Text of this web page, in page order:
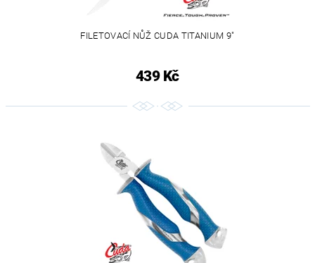
FILETOVACÍ NŮŽ CUDA TITANIUM 9"
439 Kč